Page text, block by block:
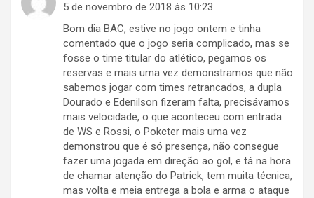
5 de novembro de 2018 às 10:23
Bom dia BAC, estive no jogo ontem e tinha
comentado que o jogo seria complicado, mas se
fosse o time titular do atlético, pegamos os
reservas e mais uma vez demonstramos que não
sabemos jogar com times retrancados, a dupla
Dourado e Edenilson fizeram falta, precisávamos
mais velocidade, o que aconteceu com entrada
de WS e Rossi, o Pokcter mais uma vez
demonstrou que é só presença, não consegue
fazer uma jogada em direção ao gol, e tá na hora
de chamar atenção do Patrick, tem muita técnica,
mas volta e meia entrega a bola e arma o ataque